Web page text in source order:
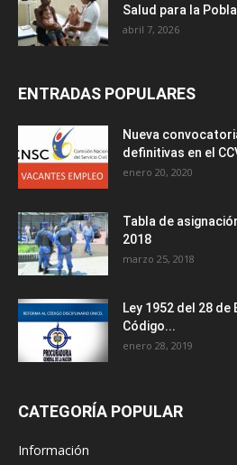
Salud para la
abril 7, 2026
ENTRADAS POPULARES
Nueva
definitivas en el
enero 20, 2020
Tabla de
2018
marzo 25, 2018
Ley 1952 del 28 de
Código...
enero 28, 2019
CATEGORÍA POPULAR
Información